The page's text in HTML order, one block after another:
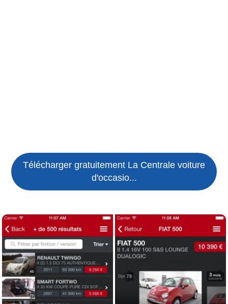
Télécharger gratuitement La Centrale voiture
d'occasio...